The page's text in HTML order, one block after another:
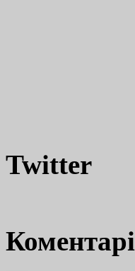
Twitter
Коментарі